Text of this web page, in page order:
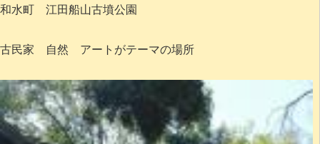
和水町 江田船山古墳公園
古民家 自然 アートがテーマの場所